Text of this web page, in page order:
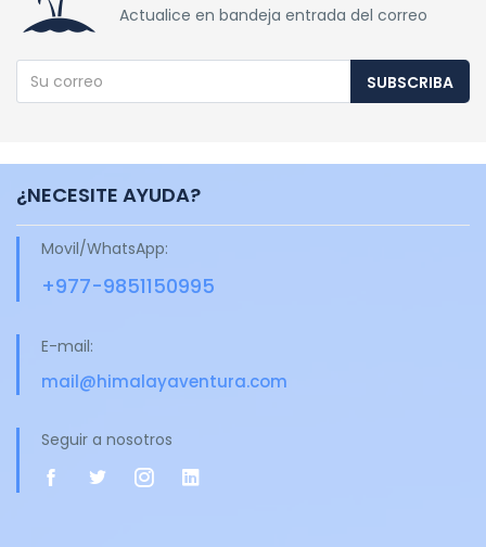
Actualice en bandeja entrada del correo
SUBSCRIBA
¿NECESITE AYUDA?
Movil/WhatsApp:
+977-9851150995
E-mail:
mail@himalayaventura.com
Seguir a nosotros